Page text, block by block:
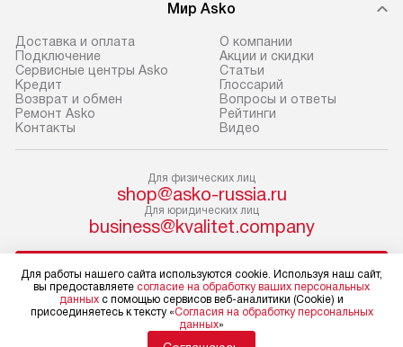
транспортную компанию. После
100% предоплаты мы бесплатно
доставляем заказ
до представительства
транспортной компании в г. Москва.
Пожалуйста, уточняйте условия
доставки у менеджера при
оформлении заказа.
В оговоренный день служба
доставки доставит упакованный
прибор до двери или прихожей.
Если необходимо переместить
прибор до места установки,
пожалуйста, предварительно
уточните это с менеджером.
Готовые
от категории,
разблокировку
соединение
монтаж техники
на место с
подключение к
Мир Asko
Доставка и оплата
Подключение
Сервисные центры Asko
Кредит
Возврат и обмен
Ремонт Asko
Контакты
О компании
Акции и скидки
Статьи
Глоссарий
Вопросы и ответы
Рейтинги
Видео
Для физических лиц
shop@asko-russia.ru
Для юридических лиц
business@kvalitet.company
НАПИСАТЬ РУКОВОДСТВУ
Политика конфиденциальности
Условия продажи
Для работы нашего сайта используются cookie. Используя наш сайт,
вы предоставляете согласие на обработку ваших персональных
данных с помощью сервисов веб-аналитики (Cookie) и
присоединяетесь к тексту «Согласия на обработку персональных
данных»